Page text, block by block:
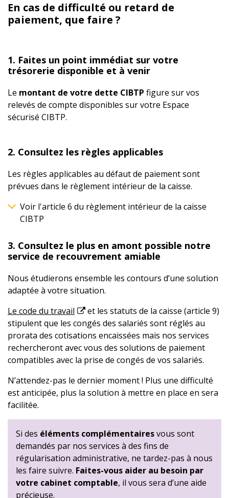
En cas de difficulté ou retard de
paiement, que faire ?
1. Faites un point immédiat sur votre
trésorerie disponible et à venir
Le montant de votre dette CIBTP figure sur vos
relevés de compte disponibles sur votre Espace
sécurisé CIBTP.
2. Consultez les règles applicables
Les règles applicables au défaut de paiement sont
prévues dans le règlement intérieur de la caisse.
Voir l'article 6 du règlement intérieur de la caisse
CIBTP
3. Consultez le plus en amont possible notre
service de recouvrement amiable
Nous étudierons ensemble les contours d’une solution
adaptée à votre situation.
Le code du travail
et les statuts de la caisse (article 9)
stipulent que les congés des salariés sont réglés au
prorata des cotisations encaissées mais nos services
rechercheront avec vous des solutions de paiement
compatibles avec la prise de congés de vos salariés.
N’attendez-pas le dernier moment ! Plus une difficulté
est anticipée, plus la solution à mettre en place en sera
facilitée.
Si des éléments complémentairesvous sont
demandés par nos services à des fins de
régularisation administrative, ne tardez-pas à nous
les faire suivre. Faites-vous aider au besoin par
votre cabinet comptable, il vous sera d’une aide
précieuse.